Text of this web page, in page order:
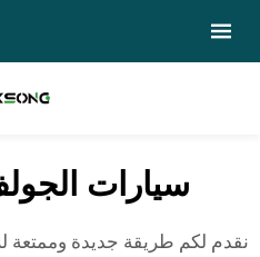
سيارات
نقدم لكم طريقة جديدة وممتعة